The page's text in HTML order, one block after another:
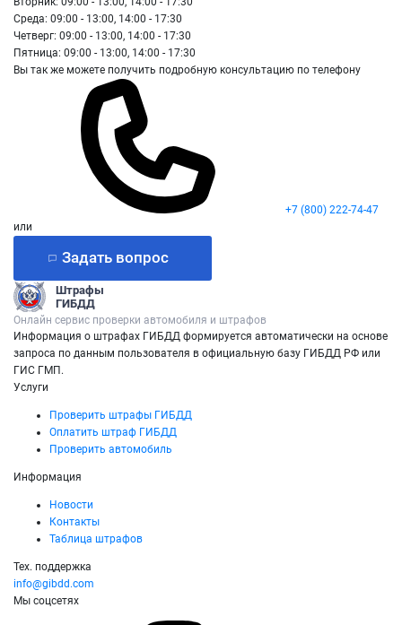
Среда: 09:00 - 13:00, 14:00 - 17:30
Четверг: 09:00 - 13:00, 14:00 - 17:30
Пятница: 09:00 - 13:00, 14:00 - 17:30
Вы так же можете получить подробную консультацию по телефону
+7 (800) 222-74-47
или
Задать вопрос
Штрафы
ГИБДД
Онлайн сервис проверки автомобиля и штрафов
Информация о штрафах ГИБДД формируется автоматически на основе
запроса по данным пользователя в официальную базу ГИБДД РФ или
ГИС ГМП.
Услуги
Проверить штрафы ГИБДД
Оплатить штраф ГИБДД
Проверить автомобиль
Информация
Новости
Контакты
Таблица штрафов
Тех. поддержка
info@gibdd.com
Мы соцсетях